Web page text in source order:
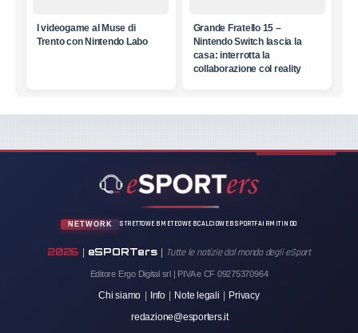
I videogame al Muse di
Trento con Nintendo Labo
Grande Fratello 15 –
Nintendo Switch lascia la
casa: interrotta la
collaborazione col reality
NETWORK STRETTOWEBMETEOWEBCALCIOWEBSPORTFAIRMITINDO
2026 eSPORTers Tutte le notizie dal mondo degli eSport
Editore Ergo Digital srl | PIVA e CF 09275370964
Chi siamo | Info | Note legali | Privacy
redazione@esporters.it